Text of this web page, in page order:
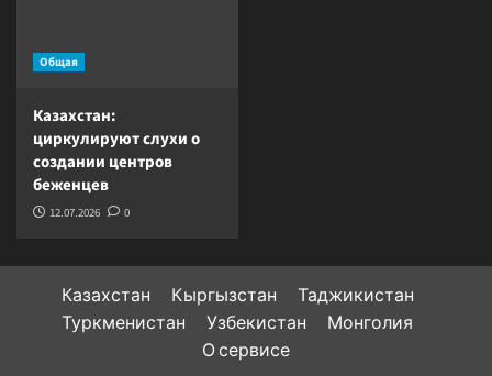
Общая
Казахстан:
циркулируют слухи о
создании центров
беженцев
12.07.2026 0
Казахстан Кыргызстан
Таджикистан
Туркменистан
Узбекистан
Монголия
О сервисе